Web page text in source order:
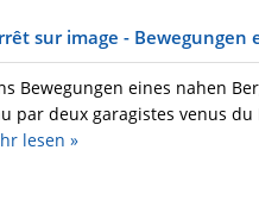
sur image - Bewegungen
Bewegungen eines nahen
par deux garagistes venus
lesen »